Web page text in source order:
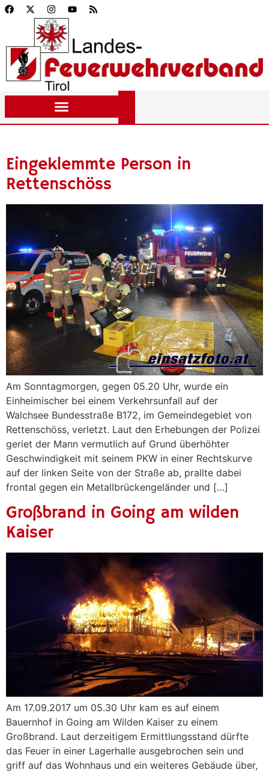
Eingeklemmte Person in
Rettenschöss
Am Sonntagmorgen, gegen 05.20 Uhr, wurde ein
Einheimischer bei einem Verkehrsunfall auf der
Walchsee Bundesstraße B172, im Gemeindegebiet von
Rettenschöss, verletzt. Laut den Erhebungen der Polizei
geriet der Mann vermutlich auf Grund überhöhter
Geschwindigkeit mit seinem PKW in einer Rechtskurve
auf der linken Seite von der Straße ab, prallte dabei
frontal gegen ein Metallbrückengeländer und […]
Großbrand in Going am wilden
Kaiser
Am 17.09.2017 um 05.30 Uhr kam es auf einem
Bauernhof in Going am Wilden Kaiser zu einem
Großbrand. Laut derzeitigem Ermittlungsstand dürfte
das Feuer in einer Lagerhalle ausgebrochen sein und
griff auf das Wohnhaus und ein weiteres Gebäude über,